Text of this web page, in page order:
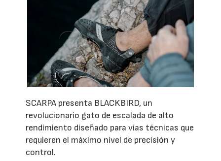
SCARPA presenta BLACKBIRD, un
revolucionario gato de escalada de alto
rendimiento diseñado para vías técnicas que
requieren el máximo nivel de precisión y
control.